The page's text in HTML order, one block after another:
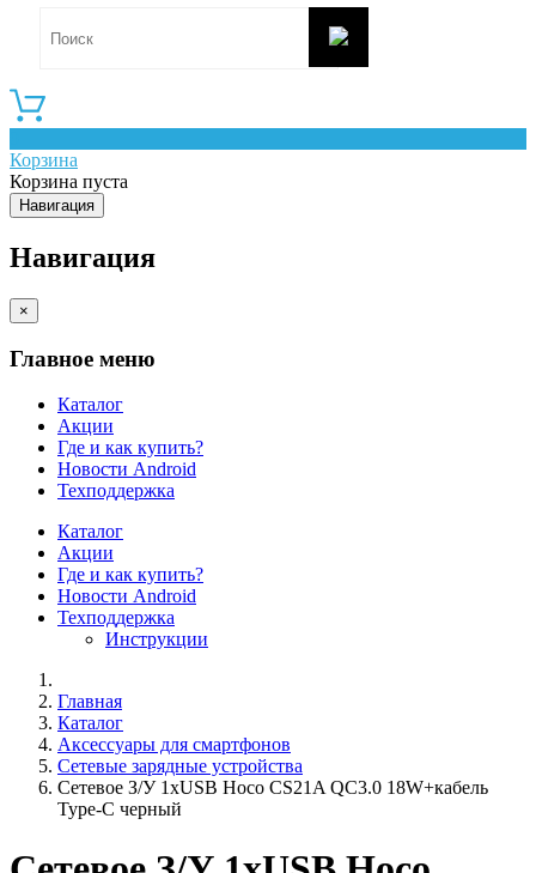
Корзина
Корзина пуста
Навигация
Навигация
×
Главное меню
Каталог
Акции
Где и как купить?
Новости Android
Техподдержка
Каталог
Акции
Где и как купить?
Новости Android
Техподдержка
Инструкции
Главная
Каталог
Аксессуары для смартфонов
Сетевые зарядные устройства
Сетевое З/У 1xUSB Hoco CS21A QC3.0 18W+кабель
Type-C черный